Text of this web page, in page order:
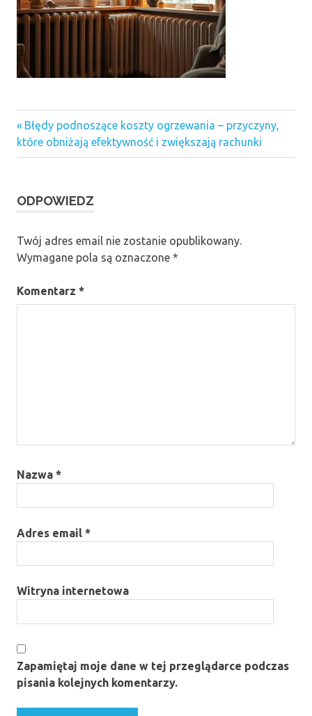
Nawigacja
wpisu
Previous
Post:
Błędy podnoszące koszty ogrzewania – przyczyny,
które obniżają efektywność i zwiększają rachunki
ODPOWIEDZ
Twój adres email nie zostanie opublikowany.
Wymagane pola są oznaczone *
Komentarz *
Nazwa *
Adres email *
Witryna internetowa
Zapamiętaj moje dane w tej przeglądarce podczas
pisania kolejnych komentarzy.